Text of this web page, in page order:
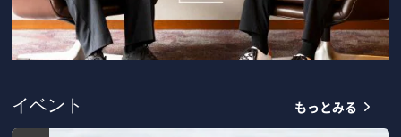
イベント もっとみる